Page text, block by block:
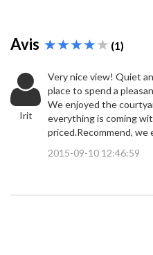
Avis (1)
Irit
Very nice view! Quiet
place to spend a
We enjoyed the
everything is coming
priced.Recommend, we
2015-09-10 12:46:59